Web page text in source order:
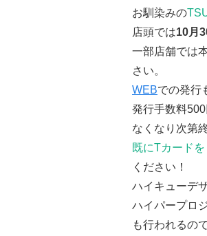
お馴染みの
店頭では10月
一部店舗では
さい。
WEBでの発行
発行手数料
なくなり次第
既にTカード
ください！
ハイキューデ
ハイパープロ
も行われるので